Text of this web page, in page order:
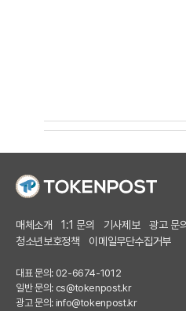
매체소개 1:1 문의 기사제보 광고 문의
청소년보호정책
이메일무단수집거부
대표 문의: 02-6674-1012
일반 문의: cs@tokenpost.kr
광고 문의: info@tokenpost.kr